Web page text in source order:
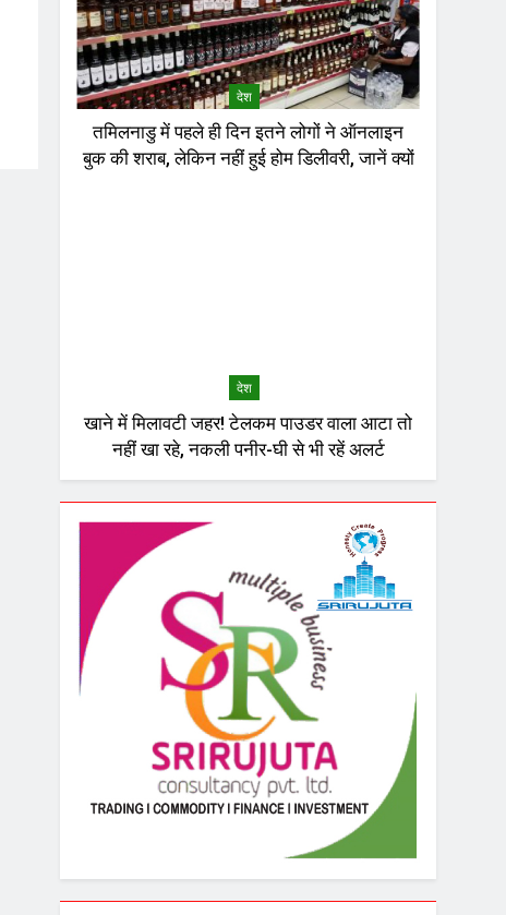
देश
तमिलनाडु में पहले ही दिन इतने लोगों ने ऑनलाइन
बुक की शराब, लेकिन नहीं हुई होम डिलीवरी, जानें क्यों
देश
खाने में मिलावटी जहर! टेलकम पाउडर वाला आटा तो
नहीं खा रहे, नकली पनीर-घी से भी रहें अलर्ट